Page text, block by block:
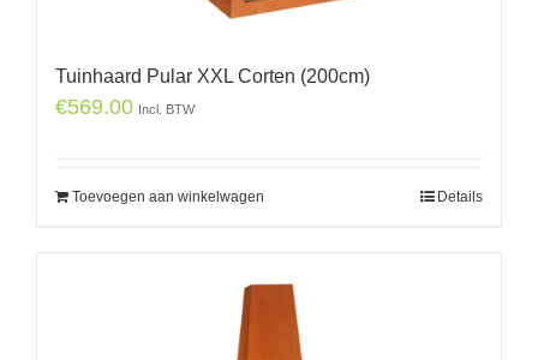
Tuinhaard Pular XXL Corten (200cm)
€569.00 Incl. BTW
Toevoegen aan winkelwagen Details